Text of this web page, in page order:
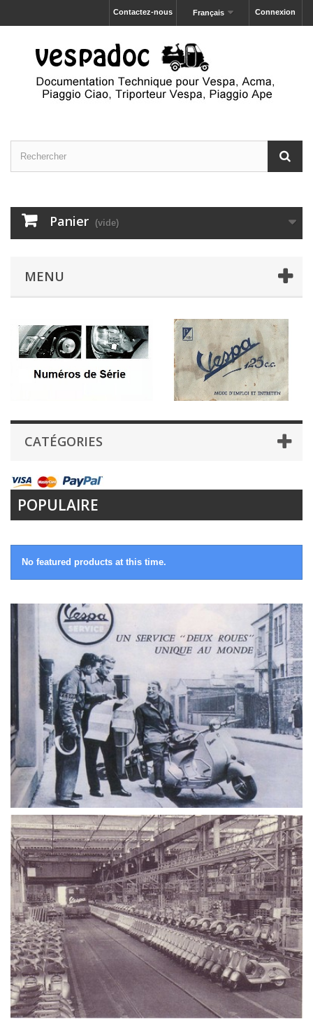
Connexion
Français
Contactez-nous
Panier (vide)
MENU
CATÉGORIES
POPULAIRE
No featured products at this time.